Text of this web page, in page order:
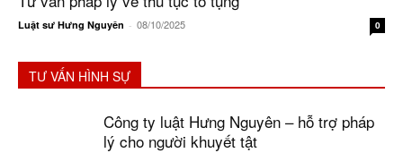
Luật sư Hưng Nguyên - 08/10/2025 0
TƯ VẤN HÌNH SỰ
Công ty luật Hưng Nguyên – hỗ trợ pháp
lý cho người khuyết tật